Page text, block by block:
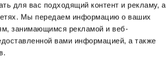
для вас подходящий контент и рекламу, а
Мы передаем информацию о ваших
занимающимся рекламой и веб-
вами информацией, а также